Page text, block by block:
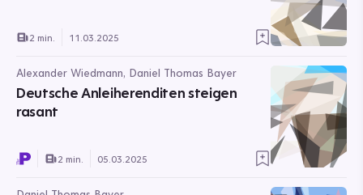
2 min. 11.03.2025
Alexander Wiedmann, Daniel Thomas Bayer
Deutsche Anleiherenditen steigen
rasant
2 min. 05.03.2025